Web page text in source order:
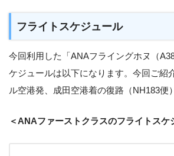
フライトスケジュール
今回利用した「ANAフライングホヌ（
ケジュールは以下になります。今回ご紹
ル空港発、成田空港着の復路（NH183便
＜ANAファーストクラスのフライトスケ